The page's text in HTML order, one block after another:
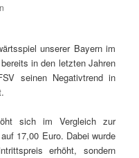
unserer Bayern im
in den letzten Jahren
seinen Negativtrend in
sich im Vergleich zur
17,00 Euro. Dabei wurde
erhöht, sondern